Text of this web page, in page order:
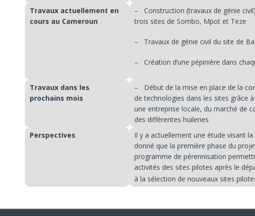
Travaux actuellement en
cours au Cameroun
– Construction (travaux de génie
trois sites de Sombo, Mpot et Teze
– Travaux de génie civil du site de
– Création d’une pépinière dans
Travaux dans les
prochains mois
– Début de la mise en place de la
de technologies dans les sites grâce à
une entreprise locale, du marché de
des différentes huileries
Perspectives
Il y a actuellement une étude visant
donné que la première phase du
programme de pérennisation
activités des sites pilotes après le
à la sélection de nouveaux sites